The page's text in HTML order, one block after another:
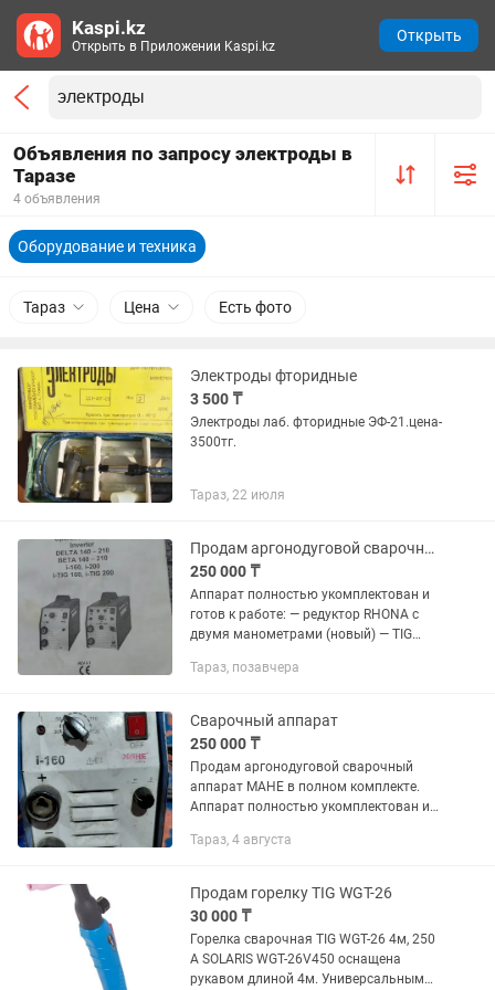
Объявления по запросу электроды в
Таразе
4 объявления
Оборудование и техника
Тараз Цена Есть фото
Электроды фторидные
3 500 ₸
Электроды лаб. фторидные ЭФ-21.цена-
3500тг.
Тараз, 22 июля
Продам аргонодуговой сварочный аппарат TIG в полном комплекте
250 000 ₸
Аппарат полностью укомплектован и
готов к работе: — редуктор RHONA с
двумя манометрами (новый) — TIG
комплект сопел, цанг и расходников —
Тараз, позавчера
Сварочный аппарат
250 000 ₸
Продам аргонодуговой сварочный
аппарат MAHE в полном комплекте.
Аппарат полностью укомплектован и
двумя манометрами (новый) — TIG
Тараз, 4 августа
Продам горелку TIG WGT-26
30 000 ₸
Горелка сварочная TIG WGT-26 4м, 250
А SOLARIS WGT-26V450 оснащена
рукавом длиной 4м. Универсальным
Kaspi.kz
Открыть в Приложении Kaspi.kz
Открыть